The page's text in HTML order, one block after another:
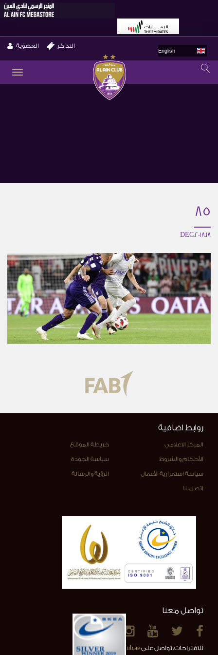
English
التذاكر العضوية
85
18.DEC.2018
روابط اضافية
المركز الاعلامي خريطة الموقع
الأحكام والشروط سياسة الجودة
سياسة استمرارية الأعمال الرؤية والرسالة
اتصل بنا
تواصل معنا
للاقتراحات، تواصل علىinfo@alainclub.ae